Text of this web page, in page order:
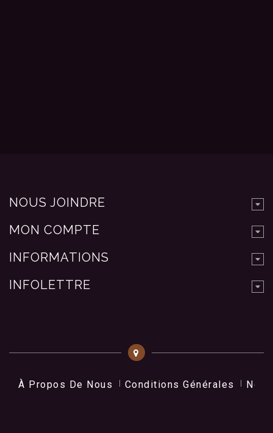
NOUS JOINDRE
MON COMPTE
INFORMATIONS
INFOLETTRE
À Propos De Nous Conditions Générales Nos